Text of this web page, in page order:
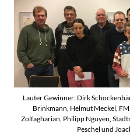
Lauter Gewinner: Dirk
Brinkmann, Helmut Meckel,
Zolfagharian, Philipp Nguyen,
Peschel und